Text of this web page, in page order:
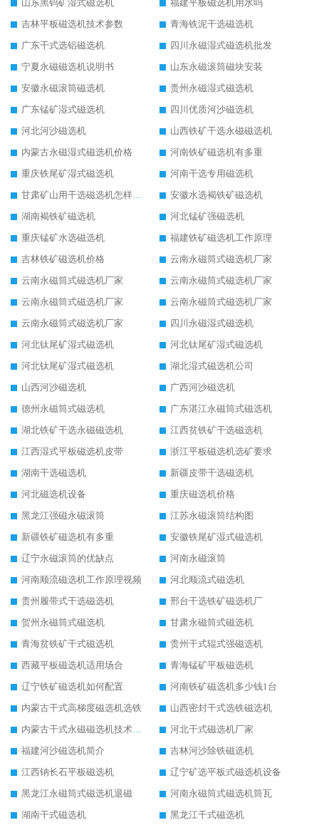
山东黑钨矿湿式磁选机
福建平板磁选机用水吗
吉林平板磁选机技术参数
青海铁泥干选磁选机
广东干式选铝磁选机
四川永磁湿式磁选机批发
宁夏永磁磁选机说明书
山东永磁滚筒磁块安装
安徽永磁滚筒磁选机
贵州永磁湿式磁选机
广东锰矿湿式磁选机
四川优质河沙磁选机
河北河沙磁选机
山西铁矿干选永磁磁选机
内蒙古永磁湿式磁选机价格
河南铁矿磁选机有多重
重庆铁尾矿湿式磁选机
河南干选专用磁选机
甘肃矿山用干选磁选机怎样调磁
安徽水选褐铁矿磁选机
湖南褐铁矿磁选机
河北锰矿强磁选机
重庆锰矿水选磁选机
福建铁矿磁选机工作原理
吉林铁矿磁选机价格
云南永磁筒式磁选机厂家
云南永磁筒式磁选机厂家
云南永磁筒式磁选机厂家
云南永磁筒式磁选机厂家
云南永磁筒式磁选机厂家
云南永磁筒式磁选机厂家
四川永磁湿式磁选机
河北钛尾矿湿式磁选机
河北钛尾矿湿式磁选机
河北钛尾矿湿式磁选机
湖北湿式磁选机公司
山西河沙磁选机
广西河沙磁选机
德州永磁筒式磁选机
广东湛江永磁筒式磁选机
湖北铁矿干选永磁磁选机
江西贫铁矿干选磁选机
江西湿式平板磁选机皮带
浙江平板磁选机选矿要求
湖南干选磁选机
新疆皮带干选磁选机
河北磁选机设备
重庆磁选机价格
黑龙江强磁永磁滚筒
江苏永磁滚筒结构图
新疆铁矿磁选机有多重
安徽铁尾矿湿式磁选机
辽宁永磁滚筒的优缺点
河南永磁滚筒
河南顺流磁选机工作原理视频
河北顺流式磁选机
贵州履带式干选磁选机
邢台干选铁矿磁选机厂
贺州永磁筒式磁选机
甘肃永磁筒式磁选机
青海贫铁矿干式磁选机
贵州干式辊式强磁选机
西藏平板磁选机适用场合
青海锰矿平板磁选机
辽宁铁矿磁选机如何配置
河南铁矿磁选机多少钱1台
内蒙古干式高梯度磁选机选铁
山西密封干式选铁磁选机
内蒙古干式永磁磁选机技术要求
河北干式磁选机厂家
福建河沙磁选机简介
吉林河沙除铁磁选机
江西钠长石平板磁选机
辽宁矿选平板式磁选机设备
黑龙江永磁筒式磁选机退磁
河南永磁筒式磁选机筒瓦
湖南干式磁选机
黑龙江干式磁选机